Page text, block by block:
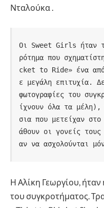
Νταλούκα .
Οι Sweet Girls ήταν
ρότημα που
cket to Ride» ένα
ε μεγάλη επιτυχία.
φωτογραφίες του
ίχνουν όλα τα μέλη),
σια που μετείχαν
άθουν οι γονείς
αν να ασχολούνται
Η Αλίκη Γεωργίου,
του συγκροτήματος.